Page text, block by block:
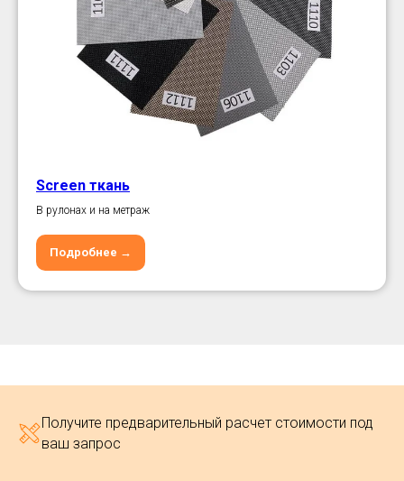
Screen ткань
В рулонах и на метраж
Подробнее →
Получите предварительный расчет стоимости под
ваш запрос